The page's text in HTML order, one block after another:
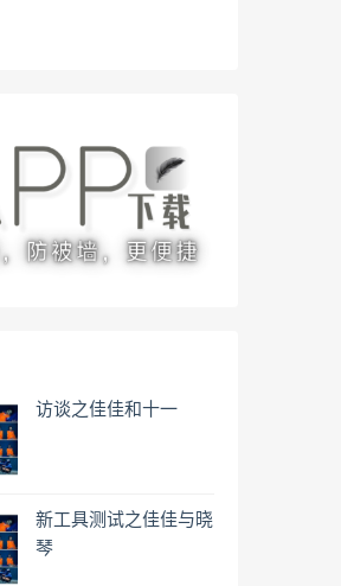
访谈之佳佳和十一
新工具测试之佳佳与晓
琴